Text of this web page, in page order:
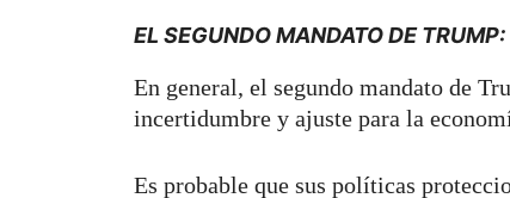
EL SEGUNDO MANDATO DE
En general, el segundo mandato de
incertidumbre y ajuste para la
Es probable que sus políticas